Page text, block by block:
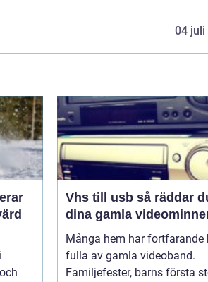
04 juli
Vhs till usb så räddar du
dina gamla
Många hem har fortfarande
fulla av gamla videoband.
Familjefester, barns första